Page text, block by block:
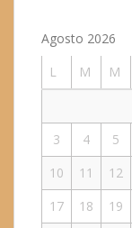
Agosto 2026
L
M M
3
4 5
10
11 12
17
18 19